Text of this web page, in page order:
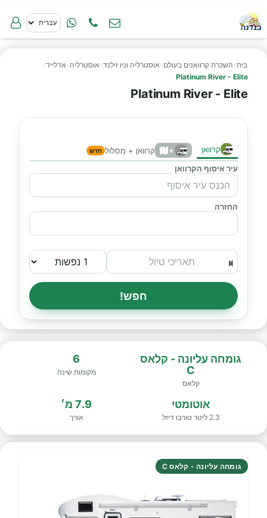
בית› השכרת קרוואנים בעולם › אוסטרליה וניו זילנד› אוסטרליה › אדלייד›
Platinum River - Elite
Platinum River - Elite
קרוואן + קרוואן + מסלול חדש
עיר איסוף הקרוואן
החזרה
חפש!
גומחה עליונה - קלאס
C
קלאס
6
מקומות שינה
אוטומטי
2.3 ליטר טורבו דיזל
7.9 מ׳
אורך
גומחה עליונה - קלאס C